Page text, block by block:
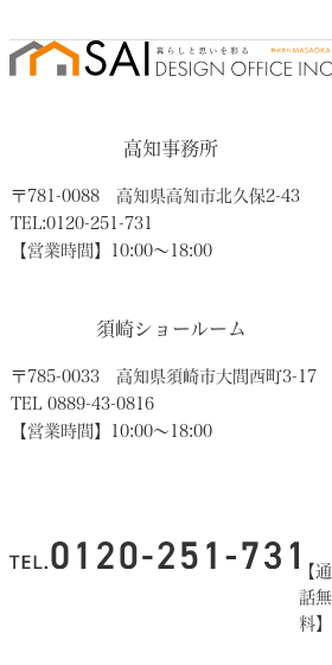
高知事務所
〒781-0088 高知県高知市北久保2-43
TEL:0120-251-731
【営業時間】10:00〜18:00
須崎ショールーム
〒785-0033 高知県須崎市大間西町3-17
TEL 0889-43-0816
【営業時間】10:00〜18:00
【通
話無
料】